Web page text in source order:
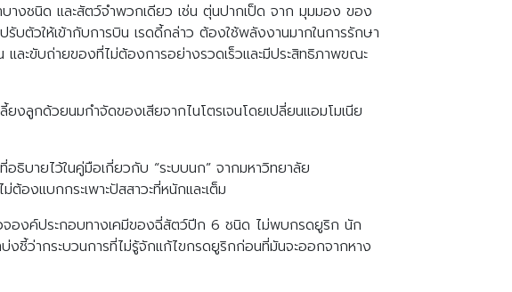
างชนิด และสัตว์จำพวกเดียว เช่น ตุ่นปากเป็ด จาก มุมมอง ของ
บตัวให้เข้ากับการบิน เรดดี้กล่าว ต้องใช้พลังงานมากในการรักษา
และขับถ่ายของที่ไม่ต้องการอย่างรวดเร็วและมีประสิทธิภาพขณะ
งลูกด้วยนมกำจัดของเสียจากไนโตรเจนโดยเปลี่ยนแอมโมเนีย
ธิบายไว้ในคู่มือเกี่ยวกับ “ระบบนก” จากมหาวิทยาลัย
งแบกกระเพาะปัสสาวะที่หนักและเต็ม
องค์ประกอบทางเคมีของฉี่สัตว์ปีก 6 ชนิด ไม่พบกรดยูริก นัก
ชี้ว่ากระบวนการที่ไม่รู้จักแก้ไขกรดยูริกก่อนที่มันจะออกจากหาง